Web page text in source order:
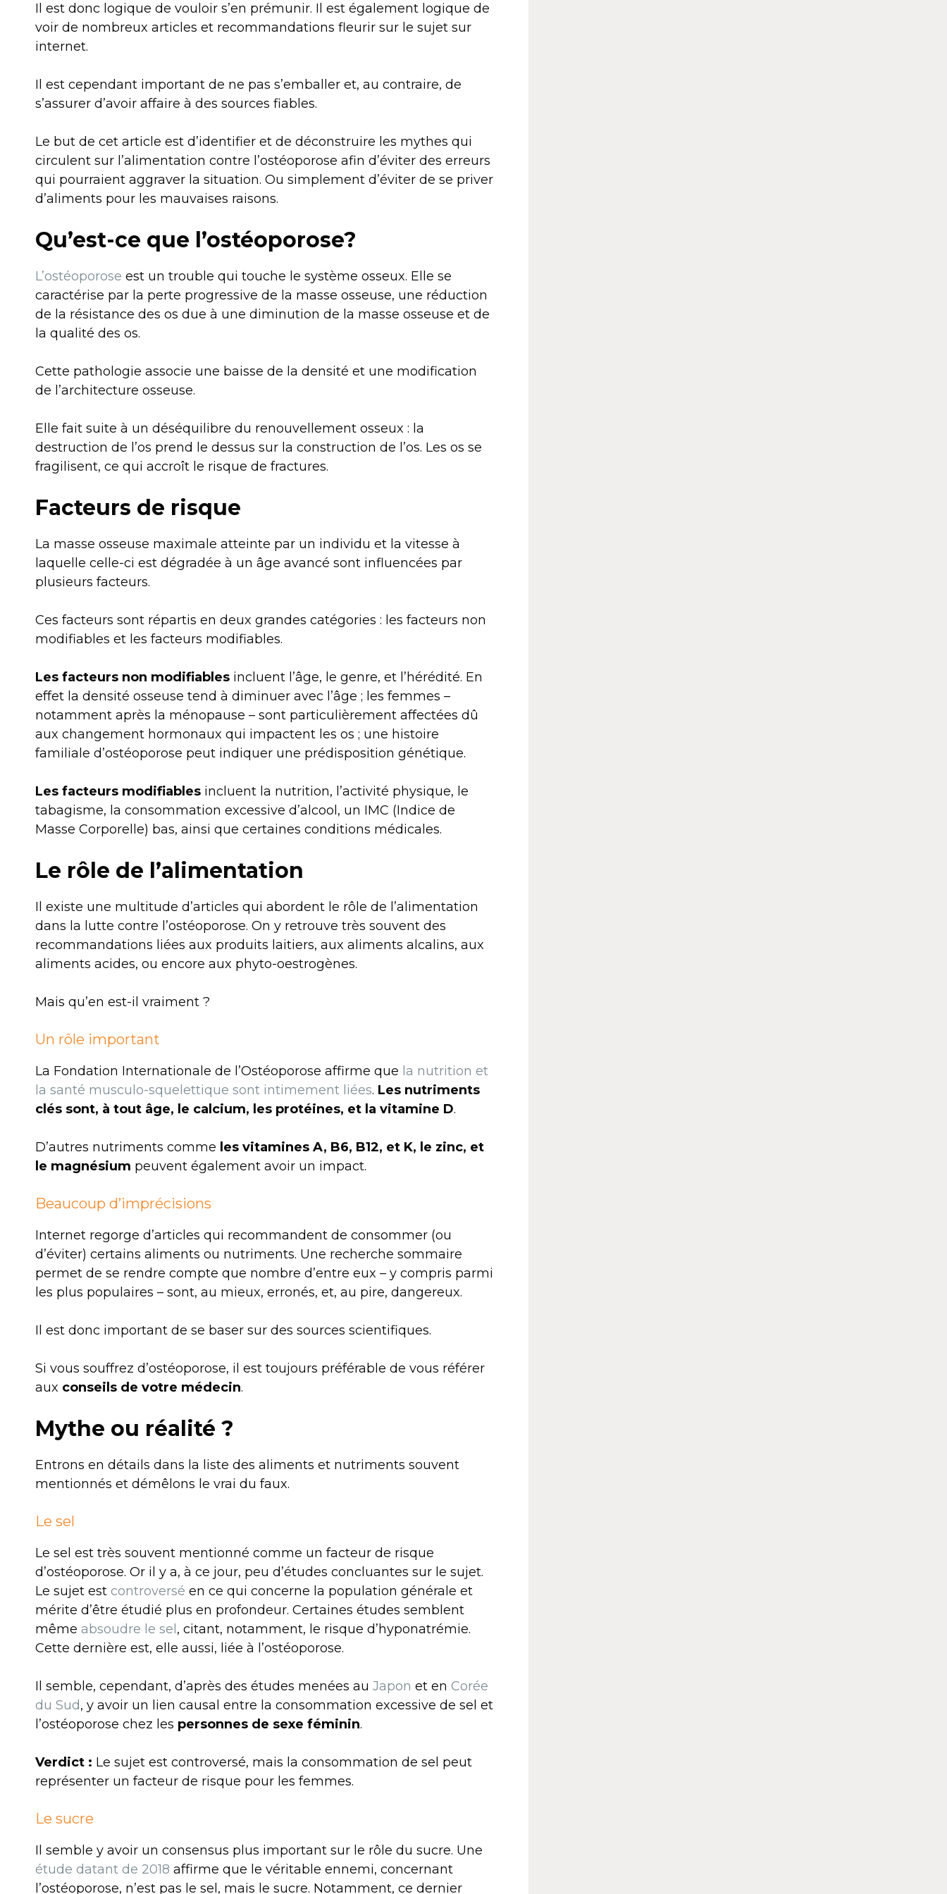
Il est donc logique de vouloir s’en prémunir. Il est également logique de
voir de nombreux articles et recommandations fleurir sur le sujet sur
internet.
Il est cependant important de ne pas s’emballer et, au contraire, de
s’assurer d’avoir affaire à des sources fiables.
Le but de cet article est d’identifier et de déconstruire les mythes qui
circulent sur l’alimentation contre l’ostéoporose afin d’éviter des erreurs
qui pourraient aggraver la situation. Ou simplement d’éviter de se priver
d’aliments pour les mauvaises raisons.
Qu’est-ce que l’ostéoporose?
L’ostéoporose est un trouble qui touche le système osseux. Elle se
caractérise par la perte progressive de la masse osseuse, une réduction
de la résistance des os due à une diminution de la masse osseuse et de
la qualité des os.
Cette pathologie associe une baisse de la densité et une modification
de l’architecture osseuse.
Elle fait suite à un déséquilibre du renouvellement osseux : la
destruction de l’os prend le dessus sur la construction de l’os. Les os se
fragilisent, ce qui accroît le risque de fractures.
Facteurs de risque
La masse osseuse maximale atteinte par un individu et la vitesse à
laquelle celle-ci est dégradée à un âge avancé sont influencées par
plusieurs facteurs.
Ces facteurs sont répartis en deux grandes catégories : les facteurs non
modifiables et les facteurs modifiables.
Les facteurs non modifiables incluent l’âge, le genre, et l’hérédité. En
effet la densité osseuse tend à diminuer avec l’âge ; les femmes –
notamment après la ménopause – sont particulièrement affectées dû
aux changement hormonaux qui impactent les os ; une histoire
familiale d’ostéoporose peut indiquer une prédisposition génétique.
Les facteurs modifiables incluent la nutrition, l’activité physique, le
tabagisme, la consommation excessive d’alcool, un IMC (Indice de
Masse Corporelle) bas, ainsi que certaines conditions médicales.
Le rôle de l’alimentation
Il existe une multitude d’articles qui abordent le rôle de l’alimentation
dans la lutte contre l’ostéoporose. On y retrouve très souvent des
recommandations liées aux produits laitiers, aux aliments alcalins, aux
aliments acides, ou encore aux phyto-oestrogènes.
Mais qu’en est-il vraiment ?
Un rôle important
La Fondation Internationale de l’Ostéoporose affirme que la nutrition et
la santé musculo-squelettique sont intimement liées. Les nutriments
clés sont, à tout âge, le calcium, les protéines, et la vitamine D.
D’autres nutriments comme les vitamines A, B6, B12, et K, le zinc, et
le magnésium peuvent également avoir un impact.
Beaucoup d’imprécisions
Internet regorge d’articles qui recommandent de consommer (ou
d’éviter) certains aliments ou nutriments. Une recherche sommaire
permet de se rendre compte que nombre d’entre eux – y compris parmi
les plus populaires – sont, au mieux, erronés, et, au pire, dangereux.
Il est donc important de se baser sur des sources scientifiques.
Si vous souffrez d’ostéoporose, il est toujours préférable de vous référer
aux conseils de votre médecin.
Mythe ou réalité ?
Entrons en détails dans la liste des aliments et nutriments souvent
mentionnés et démêlons le vrai du faux.
Le sel
Le sel est très souvent mentionné comme un facteur de risque
d’ostéoporose. Or il y a, à ce jour, peu d’études concluantes sur le sujet.
Le sujet est controversé en ce qui concerne la population générale et
mérite d’être étudié plus en profondeur. Certaines études semblent
même absoudre le sel , citant, notamment, le risque d’hyponatrémie.
Cette dernière est, elle aussi, liée à l’ostéoporose.
Il semble, cependant, d’après des études menées au Japon et en Corée
du Sud, y avoir un lien causal entre la consommation excessive de sel et
l’ostéoporose chez les personnes de sexe féminin.
Verdict : Le sujet est controversé, mais la consommation de sel peut
représenter un facteur de risque pour les femmes.
Le sucre
Il semble y avoir un consensus plus important sur le rôle du sucre. Une
étude datant de 2018 affirme que le véritable ennemi, concernant
l’ostéoporose, n’est pas le sel, mais le sucre. Notamment, ce dernier